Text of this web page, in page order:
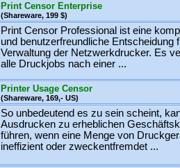
Print Censor Enterprise
(Shareware, 199 $)
Print Censor Professional ist eine
und benutzerfreundliche Entscheidung
Verwaltung der Netzwerkdrucker. Es
alle Druckjobs nach einer ...
Printer Usage Censor
(Shareware, 169,- US)
So unbedeutend es zu sein scheint,
Ausdrucken zu erheblichen
führen, wenn eine Menge von
ineffizient oder zweckentfremdet ...